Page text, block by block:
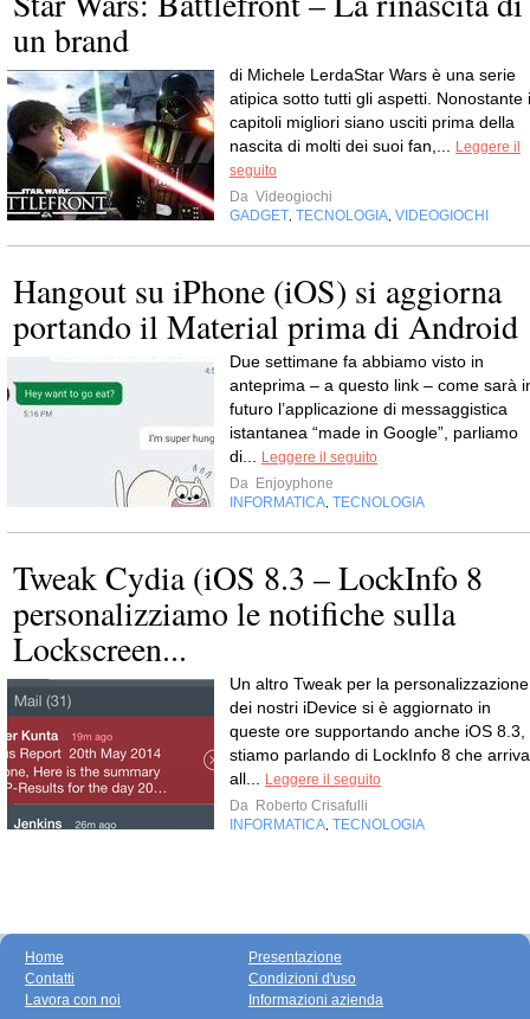
un brand
di Michele LerdaStar Wars è una serie
atipica sotto tutti gli aspetti. Nonostante i
capitoli migliori siano usciti prima della
nascita di molti dei suoi fan,...
Leggere il
seguito
Da Videogiochi
GADGET TECNOLOGIA VIDEOGIOCHI
Hangout su iPhone (iOS) si aggiorna
portando il Material prima di Android
Due settimane fa abbiamo visto in
anteprima – a questo link – come sarà
futuro l’applicazione di messaggistica
istantanea “made in Google”, parliamo
di...
Leggere il seguito
Da Enjoyphone
INFORMATICA TECNOLOGIA
Tweak Cydia (iOS 8.3 – LockInfo 8
personalizziamo le notifiche sulla
Lockscreen...
Un altro Tweak per la personalizzazione
dei nostri iDevice si è aggiornato in
queste ore supportando anche iOS 8.3,
stiamo parlando di LockInfo 8 che arriva
all...
Leggere il seguito
Da Roberto Crisafulli
INFORMATICA TECNOLOGIA
Home
Contatti
Lavora con noi
Presentazione
Condizioni d'uso
Informazioni azienda